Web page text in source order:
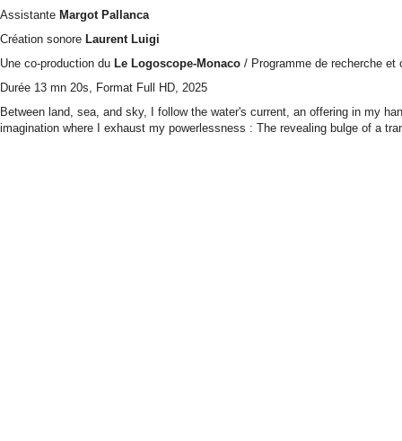
Assistante Margot Pallanca
Création sonore Laurent Luigi
Une co-production du Le Logoscope-Monaco / Programme de recherche et
Durée 13 mn 20s, Format Full HD, 2025
Between land, sea, and sky, I follow the water's current, an offering in my
imagination where I exhaust my powerlessness : The revealing bulge of a